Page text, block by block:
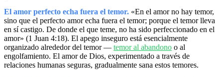
El amor perfecto echa fuera el temor. «En el amor no hay temor,
sino que el perfecto amor echa fuera el temor; porque el temor lleva
en sí castigo. De donde el que teme, no ha sido perfeccionado en el
amor» (1 Juan 4:18). El apego inseguro está esencialmente
organizado alrededor del temor — temor al abandono o al
engolfamiento. El amor de Dios, experimentado a través de
relaciones humanas seguras, gradualmente sana estos temores.